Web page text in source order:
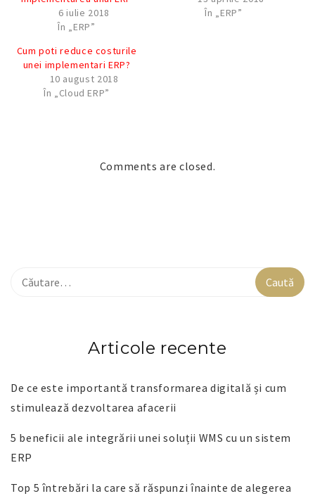
6 iulie 2018
În „ERP”
În „ERP”
Cum poti reduce costurile
unei implementari ERP?
10 august 2018
În „Cloud ERP”
Comments are closed.
Articole recente
De ce este importantă transformarea digitală și cum
stimulează dezvoltarea afacerii
5 beneficii ale integrării unei soluții WMS cu un sistem
ERP
Top 5 întrebări la care să răspunzi înainte de alegerea